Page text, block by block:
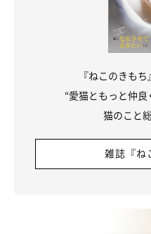
『ねこのきも
“愛猫ともっと仲
猫のこと
雑誌『ね